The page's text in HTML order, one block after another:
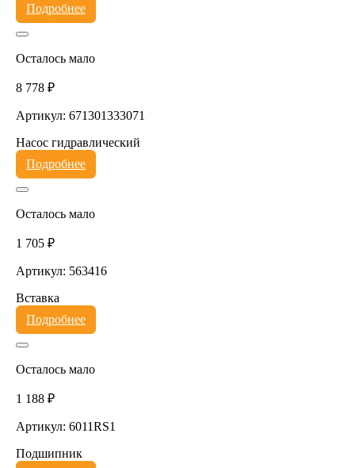
Подробнее
Осталось мало
8 778 ₽
Артикул: 671301333071
Насос гидравлический
Подробнее
Осталось мало
1 705 ₽
Артикул: 563416
Вставка
Подробнее
Осталось мало
1 188 ₽
Артикул: 6011RS1
Подшипник